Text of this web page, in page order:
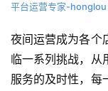
平台运营专家-honglou
夜间运营成为各个
临一系列挑战，从
服务的及时性，每